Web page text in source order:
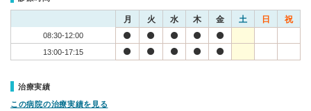
月 火 水 木 金 土 日 祝
08:30-12:00
13:00-17:15
治療実績
この病院の治療実績を見る